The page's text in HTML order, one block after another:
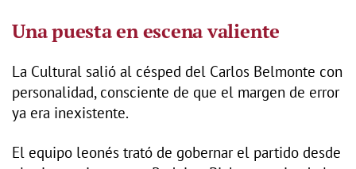
Una puesta en escena valiente
La Cultural salió al césped del Carlos Belmonte con
personalidad, consciente de que el margen de error
ya era inexistente.
El equipo leonés trató de gobernar el partido desde